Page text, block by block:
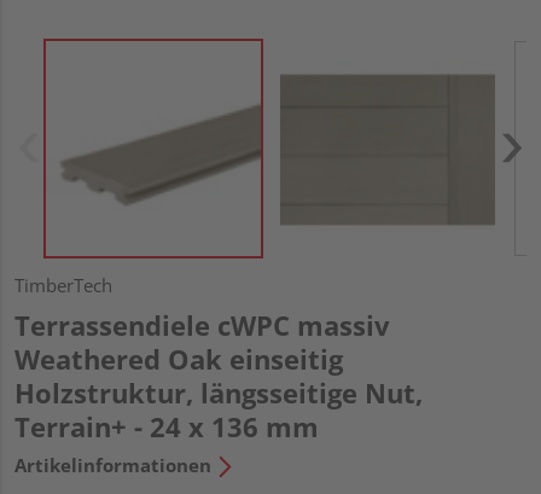
TimberTech
Terrassendiele cWPC massiv
Weathered Oak einseitig
Holzstruktur, längsseitige Nut,
Terrain+ - 24 x 136 mm
Artikelinformationen